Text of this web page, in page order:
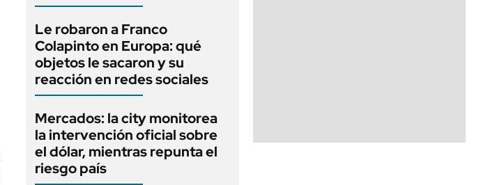
Le robaron a Franco
Colapinto en Europa: qué
objetos le sacaron y su
reacción en redes sociales
Mercados: la city monitorea
la intervención oficial sobre
el dólar, mientras repunta el
riesgo país